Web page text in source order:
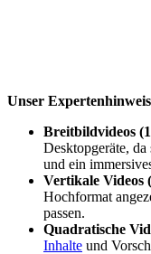
Unser
Breitbildvideos
Desktopgeräte,
und ein
Vertikale Videos
Hochformat
passen.
Quadratische
Inhalte und